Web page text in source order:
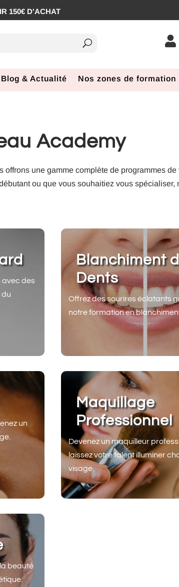

Blog & Actualité Nos zones de formation
Academy
une gamme complète de programmes de
ou que vous souhaitiez vous spécialiser,
avec des
du
Blanchiment
Dents
Offrez des sourires éclatants
notre formation en
un
Maquillage
Professionnel
Devenez un maquilleur
laissez votre talent illuminer
visage.
beauté